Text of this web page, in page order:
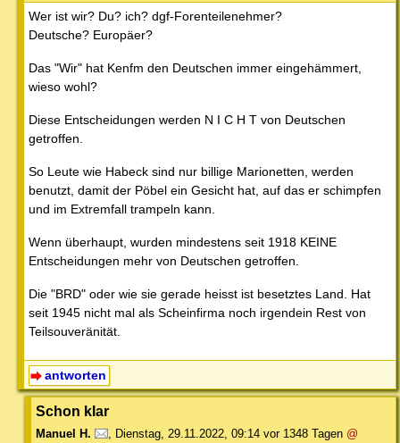
Wer ist wir? Du? ich? dgf-Forenteilenehmer?
Deutsche? Europäer?
Das "Wir" hat Kenfm den Deutschen immer eingehämmert,
wieso wohl?
Diese Entscheidungen werden N I C H T von Deutschen
getroffen.
So Leute wie Habeck sind nur billige Marionetten, werden
benutzt, damit der Pöbel ein Gesicht hat, auf das er schimpfen
und im Extremfall trampeln kann.
Wenn überhaupt, wurden mindestens seit 1918 KEINE
Entscheidungen mehr von Deutschen getroffen.
Die "BRD" oder wie sie gerade heisst ist besetztes Land. Hat
seit 1945 nicht mal als Scheinfirma noch irgendein Rest von
Teilsouveränität.
antworten
Schon klar
Manuel H. , Dienstag, 29.11.2022, 09:14 vor 1348 Tagen @